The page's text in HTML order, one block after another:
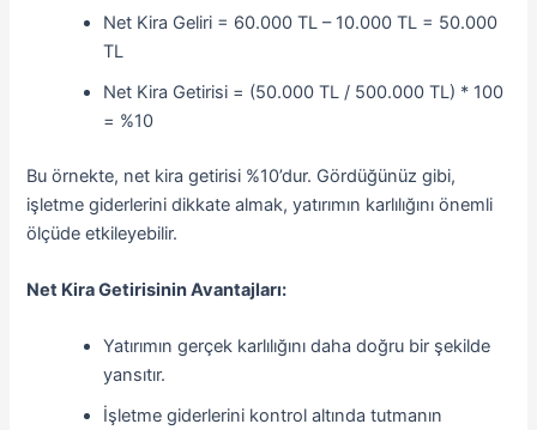
Net Kira Geliri = 60.000 TL – 10.000 TL = 50.000
TL
Net Kira Getirisi = (50.000 TL / 500.000 TL) * 100
= %10
Bu örnekte, net kira getirisi %10’dur. Gördüğünüz gibi,
işletme giderlerini dikkate almak, yatırımın karlılığını önemli
ölçüde etkileyebilir.
Net Kira Getirisinin Avantajları:
Yatırımın gerçek karlılığını daha doğru bir şekilde
yansıtır.
İşletme giderlerini kontrol altında tutmanın